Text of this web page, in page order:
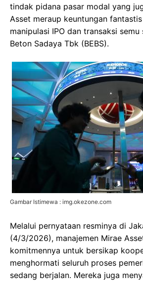
tindak pidana pasar modal yang
Asset meraup keuntungan
manipulasi IPO dan transaksi semu
Beton Sadaya Tbk (BEBS).
Gambar Istimewa : img.okezone.com
Melalui pernyataan resminya di
(4/3/2026), manajemen Mirae
komitmennya untuk bersikap
menghormati seluruh proses
sedang berjalan. Mereka juga